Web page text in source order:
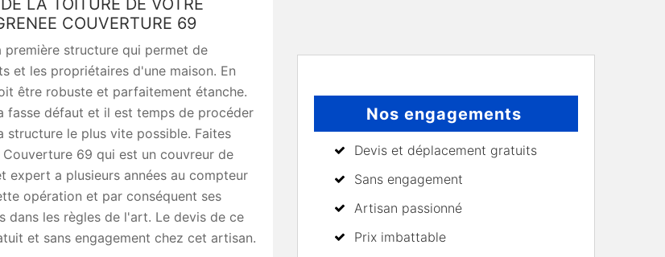
LA TOITURE DE VOTRE
COUVERTURE 69
structure qui permet de
et les propriétaires d'une maison. En
être robuste et parfaitement étanche.
fasse défaut et il est temps de procéder
structure le plus vite possible. Faites
69 qui est un couvreur de
expert a plusieurs années au compteur
opération et par conséquent ses
dans les règles de l'art. Le devis de ce
et sans engagement chez cet artisan.
Nos engagements
Devis et déplacement gratuits
Sans engagement
Artisan passionné
Prix imbattable